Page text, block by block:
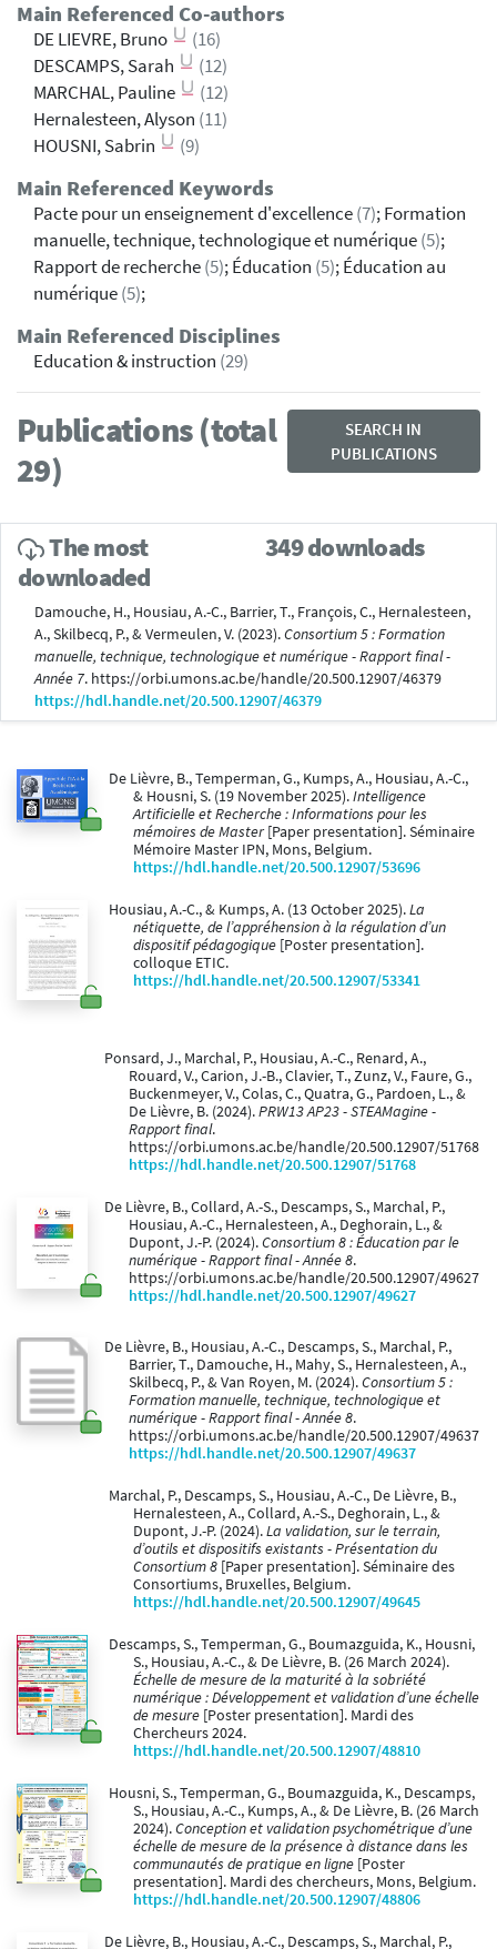
Main Referenced Co-authors
DE LIEVRE, Bruno
(16)
DESCAMPS, Sarah
(12)
MARCHAL, Pauline
(12)
Hernalesteen, Alyson (11)
HOUSNI, Sabrin
(9)
Main Referenced Keywords
Pacte pour un enseignement d'excellence(7); Formation
manuelle, technique, technologique et numérique(5);
Rapport de recherche(5); Éducation (5); Éducation au
numérique(5);
Main Referenced Disciplines
Education & instruction (29)
Publications (total
29)
SEARCH IN
PUBLICATIONS
The most
downloaded
349 downloads
Damouche, H., Housiau, A.-C., Barrier, T., François, C., Hernalesteen,
A., Skilbecq, P., & Vermeulen, V. (2023).Consortium 5 : Formation
manuelle, technique, technologique et numérique - Rapport final -
Année 7. https://orbi.umons.ac.be/handle/20.500.12907/46379
https://hdl.handle.net/20.500.12907/46379
De Lièvre, B., Temperman, G., Kumps, A., Housiau, A.-C.,
& Housni, S. (19 November 2025).Intelligence
Artificielle et Recherche : Informations pour les
mémoires de Master[Paper presentation]. Séminaire
Mémoire Master IPN, Mons, Belgium.
https://hdl.handle.net/20.500.12907/53696
Housiau, A.-C., & Kumps, A. (13 October 2025).La
nétiquette, de l’appréhension à la régulation d’un
dispositif pédagogique [Poster presentation].
colloque ETIC.
https://hdl.handle.net/20.500.12907/53341
Ponsard, J., Marchal, P., Housiau, A.-C., Renard, A.,
Rouard, V., Carion, J.-B., Clavier, T., Zunz, V., Faure, G.,
Buckenmeyer, V., Colas, C., Quatra, G., Pardoen, L., &
De Lièvre, B. (2024).PRW13 AP23 - STEAMagine -
Rapport final.
https://orbi.umons.ac.be/handle/20.500.12907/51768
https://hdl.handle.net/20.500.12907/51768
De Lièvre, B., Collard, A.-S., Descamps, S., Marchal, P.,
Housiau, A.-C., Hernalesteen, A., Deghorain, L., &
Dupont, J.-P. (2024).Consortium 8 : Éducation par le
numérique - Rapport final - Année 8.
https://orbi.umons.ac.be/handle/20.500.12907/49627
https://hdl.handle.net/20.500.12907/49627
De Lièvre, B., Housiau, A.-C., Descamps, S., Marchal, P.,
Barrier, T., Damouche, H., Mahy, S., Hernalesteen, A.,
Skilbecq, P., & Van Royen, M. (2024).Consortium 5 :
Formation manuelle, technique, technologique et
numérique - Rapport final - Année 8.
https://orbi.umons.ac.be/handle/20.500.12907/49637
https://hdl.handle.net/20.500.12907/49637
Marchal, P., Descamps, S., Housiau, A.-C., De Lièvre, B.,
Hernalesteen, A., Collard, A.-S., Deghorain, L., &
Dupont, J.-P. (2024).La validation, sur le terrain,
d’outils et dispositifs existants - Présentation du
Consortium 8 [Paper presentation]. Séminaire des
Consortiums, Bruxelles, Belgium.
https://hdl.handle.net/20.500.12907/49645
Descamps, S., Temperman, G., Boumazguida, K., Housni,
S., Housiau, A.-C., & De Lièvre, B. (26 March 2024).
Échelle de mesure de la maturité à la sobriété
numérique : Développement et validation d’une échelle
de mesure [Poster presentation]. Mardi des
Chercheurs 2024.
https://hdl.handle.net/20.500.12907/48810
Housni, S., Temperman, G., Boumazguida, K., Descamps,
S., Housiau, A.-C., Kumps, A., & De Lièvre, B. (26 March
2024).Conception et validation psychométrique d’une
échelle de mesure de la présence à distance dans les
communautés de pratique en ligne [Poster
presentation]. Mardi des chercheurs, Mons, Belgium.
https://hdl.handle.net/20.500.12907/48806
De Lièvre, B., Housiau, A.-C., Descamps, S., Marchal, P.,